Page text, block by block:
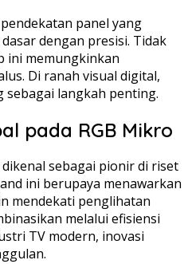
panel yang
dengan presisi. Tidak
ini memungkinkan
Di ranah visual digital,
langkah penting.
pada RGB Mikro
sebagai pionir di riset
ini berupaya menawarkan
mendekati penglihatan
melalui efisiensi
TV modern, inovasi